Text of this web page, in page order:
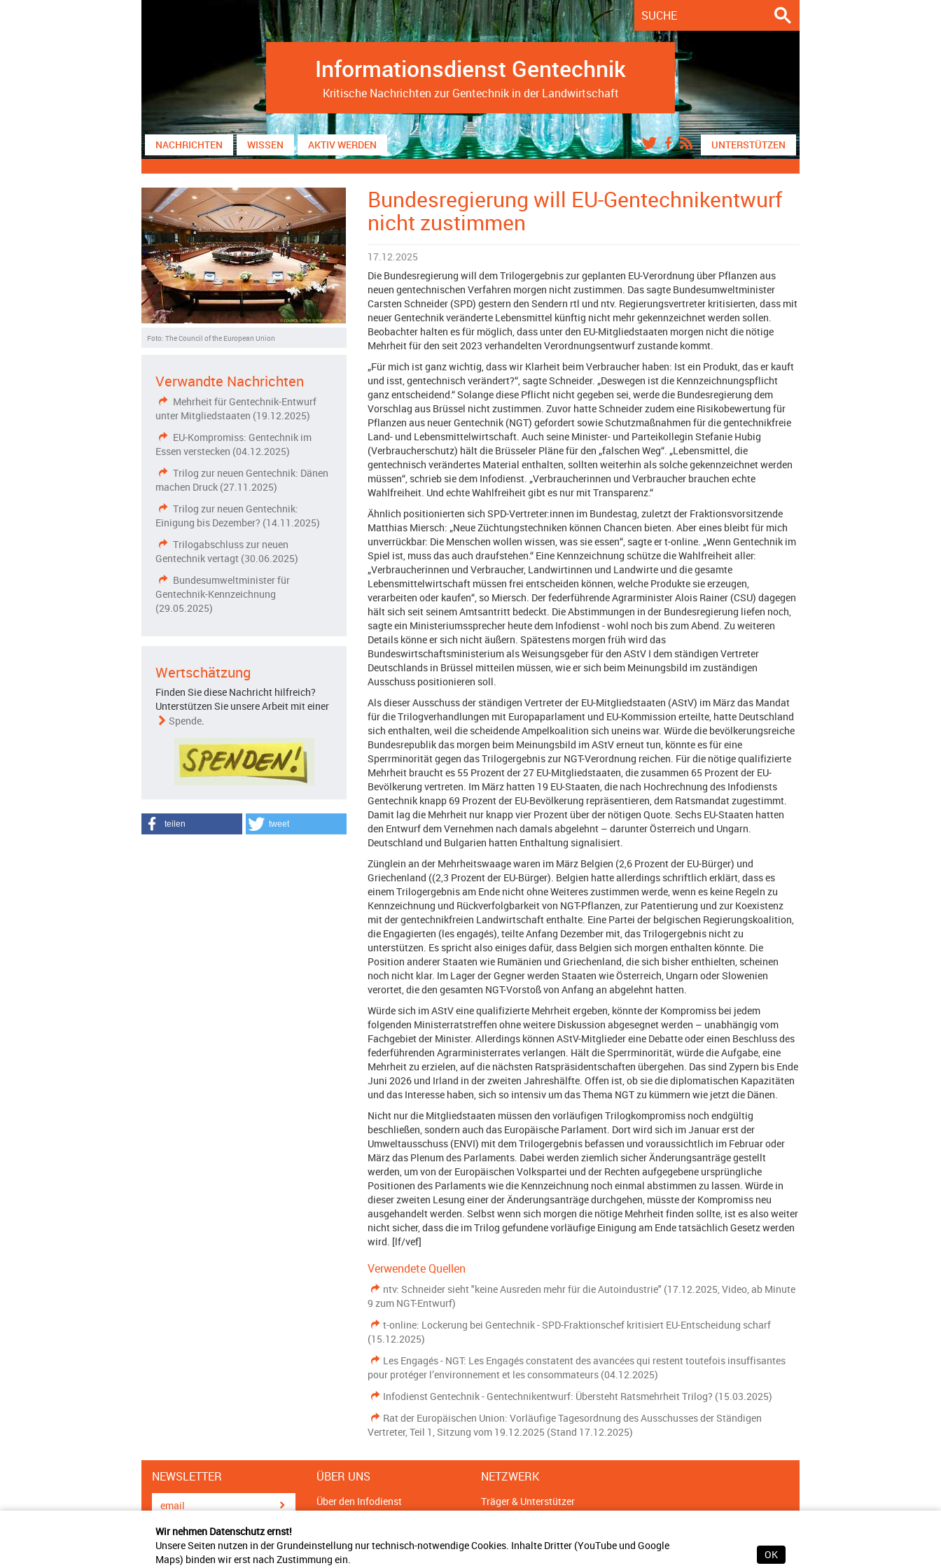
Wir nehmen Datenschutz ernst!
Unsere Seiten nutzen in der Grundeinstellung nur technisch-notwendige Cookies. Inhalte Dritter (YouTube und Google
Maps) binden wir erst nach Zustimmung ein.
OK
Informationsdienst Gentechnik
Kritische Nachrichten zur Gentechnik in der Landwirtschaft
NACHRICHTEN WISSEN AKTIV WERDEN UNTERSTÜTZEN
Foto: The Council of the European Union
Verwandte Nachrichten
Mehrheit für Gentechnik-Entwurf
unter Mitgliedstaaten (19.12.2025)
EU-Kompromiss: Gentechnik im
Essen verstecken (04.12.2025)
Trilog zur neuen Gentechnik: Dänen
machen Druck (27.11.2025)
Trilog zur neuen Gentechnik:
Einigung bis Dezember? (14.11.2025)
Trilogabschluss zur neuen
Gentechnik vertagt (30.06.2025)
Bundesumweltminister für
Gentechnik-Kennzeichnung
(29.05.2025)
Wertschätzung
Finden Sie diese Nachricht hilfreich?
Unterstützen Sie unsere Arbeit mit einer
Spende.
teilen tweet
Bundesregierung will EU-Gentechnikentwurf
nicht zustimmen
17.12.2025
Die Bundesregierung will dem Trilogergebnis zur geplanten EU-Verordnung über Pflanzen aus
neuen gentechnischen Verfahren morgen nicht zustimmen. Das sagte Bundesumweltminister
Carsten Schneider (SPD) gestern den Sendern rtl und ntv. Regierungsvertreter kritisierten, dass mit
neuer Gentechnik veränderte Lebensmittel künftig nicht mehr gekennzeichnet werden sollen.
Beobachter halten es für möglich, dass unter den EU-Mitgliedstaaten morgen nicht die nötige
Mehrheit für den seit 2023 verhandelten Verordnungsentwurf zustande kommt.
„Für mich ist ganz wichtig, dass wir Klarheit beim Verbraucher haben: Ist ein Produkt, das er kauft
und isst, gentechnisch verändert?“, sagte Schneider. „Deswegen ist die Kennzeichnungspflicht
ganz entscheidend.“ Solange diese Pflicht nicht gegeben sei, werde die Bundesregierung dem
Vorschlag aus Brüssel nicht zustimmen. Zuvor hatte Schneider zudem eine Risikobewertung für
Pflanzen aus neuer Gentechnik (NGT) gefordert sowie Schutzmaßnahmen für die gentechnikfreie
Land- und Lebensmittelwirtschaft. Auch seine Minister- und Parteikollegin Stefanie Hubig
(Verbraucherschutz) hält die Brüsseler Pläne für den „falschen Weg“. „Lebensmittel, die
gentechnisch verändertes Material enthalten, sollten weiterhin als solche gekennzeichnet werden
müssen“, schrieb sie dem Infodienst. „Verbraucherinnen und Verbraucher brauchen echte
Wahlfreiheit. Und echte Wahlfreiheit gibt es nur mit Transparenz.“
Ähnlich positionierten sich SPD-Vertreter:innen im Bundestag, zuletzt der Fraktionsvorsitzende
Matthias Miersch: „Neue Züchtungstechniken können Chancen bieten. Aber eines bleibt für mich
unverrückbar: Die Menschen wollen wissen, was sie essen“, sagte er t-online. „Wenn Gentechnik im
Spiel ist, muss das auch draufstehen.“ Eine Kennzeichnung schütze die Wahlfreiheit aller:
„Verbraucherinnen und Verbraucher, Landwirtinnen und Landwirte und die gesamte
Lebensmittelwirtschaft müssen frei entscheiden können, welche Produkte sie erzeugen,
verarbeiten oder kaufen“, so Miersch. Der federführende Agrarminister Alois Rainer (CSU) dagegen
hält sich seit seinem Amtsantritt bedeckt. Die Abstimmungen in der Bundesregierung liefen noch,
sagte ein Ministeriumssprecher heute dem Infodienst - wohl noch bis zum Abend. Zu weiteren
Details könne er sich nicht äußern. Spätestens morgen früh wird das
Bundeswirtschaftsministerium als Weisungsgeber für den AStV I dem ständigen Vertreter
Deutschlands in Brüssel mitteilen müssen, wie er sich beim Meinungsbild im zuständigen
Ausschuss positionieren soll.
Als dieser Ausschuss der ständigen Vertreter der EU-Mitgliedstaaten (AStV) im März das Mandat
für die Trilogverhandlungen mit Europaparlament und EU-Kommission erteilte, hatte Deutschland
sich enthalten, weil die scheidende Ampelkoalition sich uneins war. Würde die bevölkerungsreiche
Bundesrepublik das morgen beim Meinungsbild im AStV erneut tun, könnte es für eine
Sperrminorität gegen das Trilogergebnis zur NGT-Verordnung reichen. Für die nötige qualifizierte
Mehrheit braucht es 55 Prozent der 27 EU-Mitgliedstaaten, die zusammen 65 Prozent der EU-
Bevölkerung vertreten. Im März hatten 19 EU-Staaten, die nach Hochrechnung des Infodiensts
Gentechnik knapp 69 Prozent der EU-Bevölkerung repräsentieren, dem Ratsmandat zugestimmt.
Damit lag die Mehrheit nur knapp vier Prozent über der nötigen Quote. Sechs EU-Staaten hatten
den Entwurf dem Vernehmen nach damals abgelehnt – darunter Österreich und Ungarn.
Deutschland und Bulgarien hatten Enthaltung signalisiert.
Zünglein an der Mehrheitswaage waren im März Belgien (2,6 Prozent der EU-Bürger) und
Griechenland ((2,3 Prozent der EU-Bürger). Belgien hatte allerdings schriftlich erklärt, dass es
einem Trilogergebnis am Ende nicht ohne Weiteres zustimmen werde, wenn es keine Regeln zu
Kennzeichnung und Rückverfolgbarkeit von NGT-Pflanzen, zur Patentierung und zur Koexistenz
mit der gentechnikfreien Landwirtschaft enthalte. Eine Partei der belgischen Regierungskoalition,
die Engagierten (les engagés), teilte Anfang Dezember mit, das Trilogergebnis nicht zu
unterstützen. Es spricht also einiges dafür, dass Belgien sich morgen enthalten könnte. Die
Position anderer Staaten wie Rumänien und Griechenland, die sich bisher enthielten, scheinen
noch nicht klar. Im Lager der Gegner werden Staaten wie Österreich, Ungarn oder Slowenien
verortet, die den gesamten NGT-Vorstoß von Anfang an abgelehnt hatten.
Würde sich im AStV eine qualifizierte Mehrheit ergeben, könnte der Kompromiss bei jedem
folgenden Ministerratstreffen ohne weitere Diskussion abgesegnet werden – unabhängig vom
Fachgebiet der Minister. Allerdings können AStV-Mitglieder eine Debatte oder einen Beschluss des
federführenden Agrarministerrates verlangen. Hält die Sperrminorität, würde die Aufgabe, eine
Mehrheit zu erzielen, auf die nächsten Ratspräsidentschaften übergehen. Das sind Zypern bis Ende
Juni 2026 und Irland in der zweiten Jahreshälfte. Offen ist, ob sie die diplomatischen Kapazitäten
und das Interesse haben, sich so intensiv um das Thema NGT zu kümmern wie jetzt die Dänen.
Nicht nur die Mitgliedstaaten müssen den vorläufigen Trilogkompromiss noch endgültig
beschließen, sondern auch das Europäische Parlament. Dort wird sich im Januar erst der
Umweltausschuss (ENVI) mit dem Trilogergebnis befassen und voraussichtlich im Februar oder
März das Plenum des Parlaments. Dabei werden ziemlich sicher Änderungsanträge gestellt
werden, um von der Europäischen Volkspartei und der Rechten aufgegebene ursprüngliche
Positionen des Parlaments wie die Kennzeichnung noch einmal abstimmen zu lassen. Würde in
dieser zweiten Lesung einer der Änderungsanträge durchgehen, müsste der Kompromiss neu
ausgehandelt werden. Selbst wenn sich morgen die nötige Mehrheit finden sollte, ist es also weiter
nicht sicher, dass die im Trilog gefundene vorläufige Einigung am Ende tatsächlich Gesetz werden
wird. [lf/vef]
Verwendete Quellen
ntv: Schneider sieht "keine Ausreden mehr für die Autoindustrie" (17.12.2025, Video, ab Minute
9 zum NGT-Entwurf)
t-online: Lockerung bei Gentechnik - SPD-Fraktionschef kritisiert EU-Entscheidung scharf
(15.12.2025)
Les Engagés - NGT: Les Engagés constatent des avancées qui restent toutefois insuffisantes
pour protéger l’environnement et les consommateurs (04.12.2025)
Infodienst Gentechnik - Gentechnikentwurf: Übersteht Ratsmehrheit Trilog? (15.03.2025)
Rat der Europäischen Union: Vorläufige Tagesordnung des Ausschusses der Ständigen
Vertreter, Teil 1, Sitzung vom 19.12.2025 (Stand 17.12.2025)
NEWSLETTER ÜBER UNS
Über den Infodienst
Datenschutz
NETZWERK
Träger & Unterstützer